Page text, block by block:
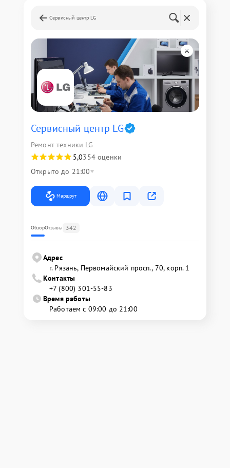
Сервисный центр LG
Сервисный центр LG
Ремонт техники LG
5,0354 оценки
Открыто до 21:00
Маршрут
ОбзорОтзывы 342
Адрес
г. Рязань, Первомайский просп., 70, корп. 1
Контакты
+7 (800) 301-55-83
Время работы
Работаем с 09:00 до 21:00